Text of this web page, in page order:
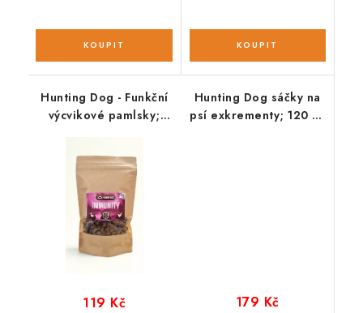
Hunting Dog - Funkční
výcvikové pamlsky;
119 Kč
Hunting Dog sáčky na
psí exkrementy; 120 ks
179 Kč